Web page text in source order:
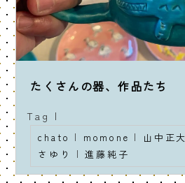
たくさんの器、作品たち
Tag |
chato | momone | 山中正大
さゆり
|進藤純子